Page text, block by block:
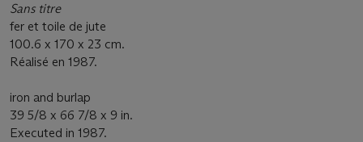
Sans titre
fer et toile de jute
100.6 x 170 x 23 cm.
Réalisé en 1987.
iron and burlap
39 5/8 x 66 7/8 x 9 in.
Executed in 1987.